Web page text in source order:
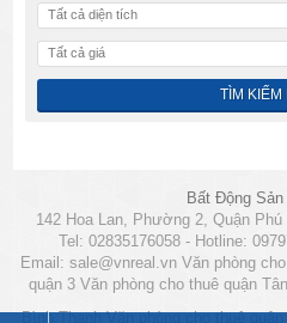
Tất cả diện tích
Tất cả giá
Bất Động
142 Hoa Lan, Phường 2, Quận
Tel: 02835176058 - Hotline:
Email: sale@vnreal.vn Văn phòng
quận 3 Văn phòng cho thuê quận
Bình Thạnh Văn phòng cho thuê